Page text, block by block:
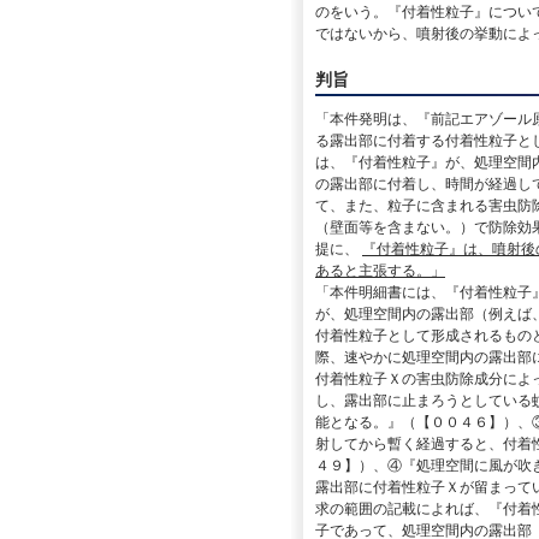
のをいう。『付着性粒子』につ
ではないから、噴射後の挙動に
判旨
「本件発明は、『前記エアゾー
る露出部に付着する付着性粒子
は、『付着性粒子』が、処理空
の露出部に付着し、時間が経過
て、また、粒子に含まれる害虫
（壁面等を含まない。）で防除
提に、
『付着性粒子』は、噴射
あると主張する。」
「本件明細書には、『付着性粒
が、処理空間内の露出部（例え
付着性粒子として形成されるも
際、速やかに処理空間内の露出
付着性粒子Ｘの害虫防除成分に
し、露出部に止まろうとしてい
能となる。』（【００４６】）
射してから暫く経過すると、付
４９】）、④『処理空間に風が吹
露出部に付着性粒子Ｘが留まっ
求の範囲の記載によれば、『付
子であって、処理空間内の露出